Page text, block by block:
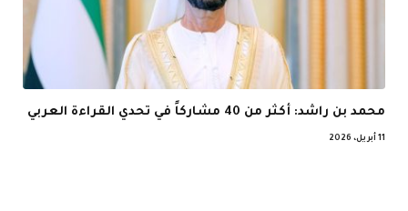
محمد بن راشد: أكثر من 40 مشاركاً في تحدي القراءة العربي
11 أبريل، 2026